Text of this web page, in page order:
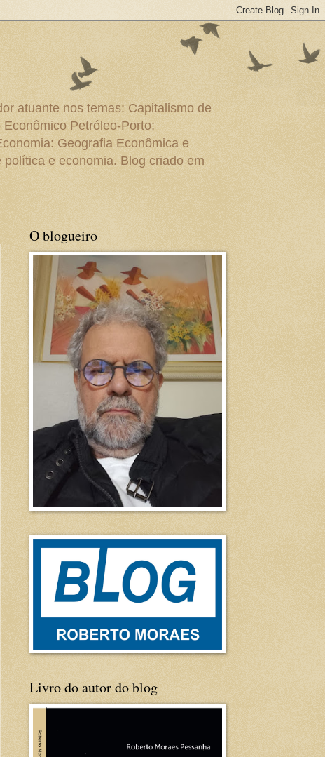
atuante nos temas: Capitalismo de
Petróleo-Porto;
Geografia Econômica e
e economia. Blog criado em
O blogueiro
Livro do autor do blog